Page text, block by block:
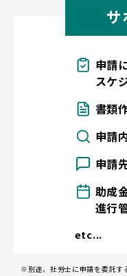
サ
申請
スケ
書類
申請
申請
助成
進行
etc...
※別途、社労士に申請を委託す